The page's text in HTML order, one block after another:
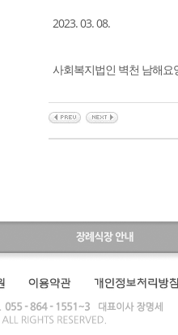
2023. 03. 08.
사회복지법인 벽천 남해요